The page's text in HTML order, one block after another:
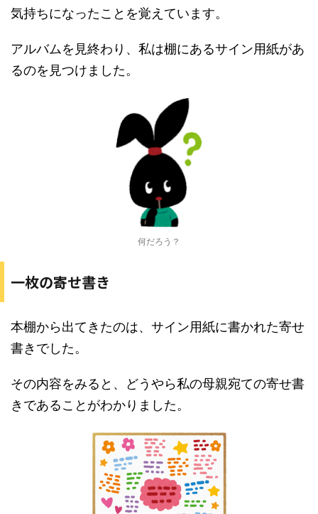
気持ちになったことを覚えています。
アルバムを見終わり、私は棚にあるサイン用紙があ
るのを見つけました。
何だろう？
一枚の寄せ書き
本棚から出てきたのは、サイン用紙に書かれた寄せ
書きでした。
その内容をみると、どうやら私の母親宛ての寄せ書
きであることがわかりました。